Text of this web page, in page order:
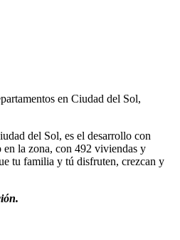
en Ciudad del Sol,
del Sol, es el desarrollo con
la zona, con 492 viviendas y
tu familia y tú disfruten, crezcan y